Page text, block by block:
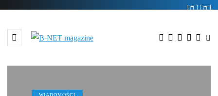
WIADOMOŚCI